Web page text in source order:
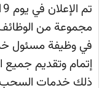
مجموعة من
في وظيفة مسئول
إتمام وتقديم جميع
ذلك خدمات السحب